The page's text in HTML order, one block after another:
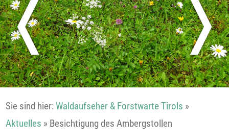
❬ ❭
Sie sind hier:Waldaufseher & Forstwarte Tirols »
Aktuelles » Besichtigung des Ambergstollen